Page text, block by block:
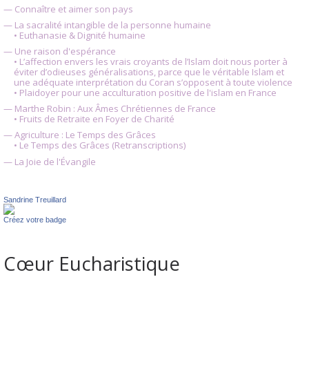
— Connaître et aimer son pays
— La sacralité intangible de la personne humaine
• Euthanasie & Dignité humaine
— Une raison d'espérance
• L’affection envers les vrais croyants de l’Islam doit nous porter à
éviter d’odieuses généralisations, parce que le véritable Islam et
une adéquate interprétation du Coran s’opposent à toute violence
• Plaidoyer pour une acculturation positive de l'islam en France
— Marthe Robin : Aux Âmes Chrétiennes de France
• Fruits de Retraite en Foyer de Charité
— Agriculture : Le Temps des Grâces
• Le Temps des Grâces (Retranscriptions)
— La Joie de l'Évangile
Sandrine Treuillard
Créez votre badge
Cœur Eucharistique